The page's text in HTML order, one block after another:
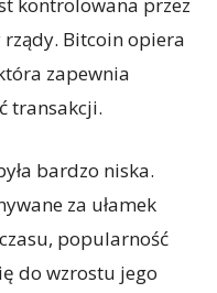
Bitcoin opiera
zapewnia
transakcji.
bardzo niska.
za ułamek
popularność
do wzrostu jego